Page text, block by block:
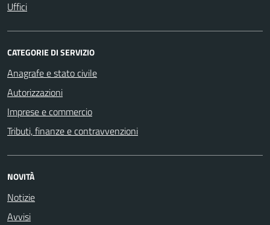
Uffici
CATEGORIE DI SERVIZIO
Anagrafe e stato civile
Autorizzazioni
Imprese e commercio
Tributi, finanze e contravvenzioni
NOVITÀ
Notizie
Avvisi